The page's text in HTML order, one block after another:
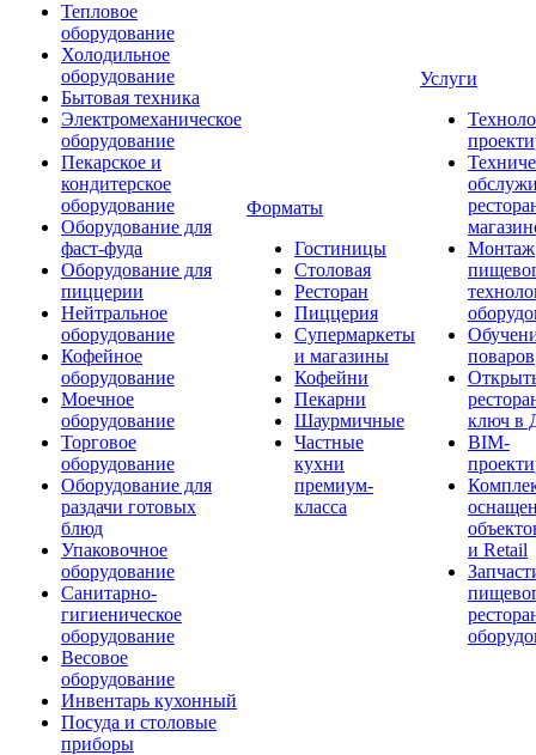
Тепловое
оборудование
Холодильное
оборудование
Бытовая техника
Электромеханическое
оборудование
Пекарское и
кондитерское
оборудование
Оборудование для
фаст-фуда
Оборудование для
пиццерии
Нейтральное
оборудование
Кофейное
оборудование
Моечное
оборудование
Торговое
оборудование
Оборудование для
раздачи готовых
блюд
Упаковочное
оборудование
Санитарно-
гигиеническое
оборудование
Весовое
оборудование
Инвентарь кухонный
Посуда и столовые
приборы
Форматы
Гостиницы
Столовая
Ресторан
Пиццерия
Супермаркеты
и магазины
Кофейни
Пекарни
Шаурмичные
Частные
кухни
премиум-
класса
Услуги
Монтаж
поваров
ключ в
BIM-
и Retail